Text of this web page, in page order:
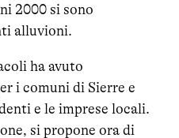
2000 si sono
alluvioni.
ha avuto
i comuni di Sierre e
e le imprese locali.
si propone ora di